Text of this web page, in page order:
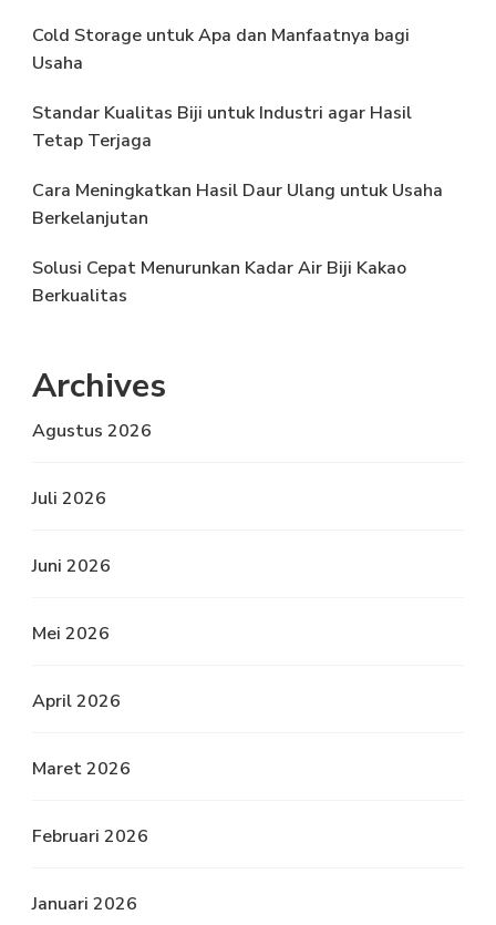
Cold Storage untuk Apa dan Manfaatnya bagi
Usaha
Standar Kualitas Biji untuk Industri agar Hasil
Tetap Terjaga
Cara Meningkatkan Hasil Daur Ulang untuk Usaha
Berkelanjutan
Solusi Cepat Menurunkan Kadar Air Biji Kakao
Berkualitas
Archives
Agustus 2026
Juli 2026
Juni 2026
Mei 2026
April 2026
Maret 2026
Februari 2026
Januari 2026